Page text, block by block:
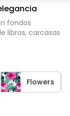
fondos
libros, carcasas
Flowers